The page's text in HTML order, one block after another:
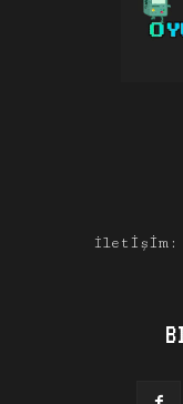
İletişim: